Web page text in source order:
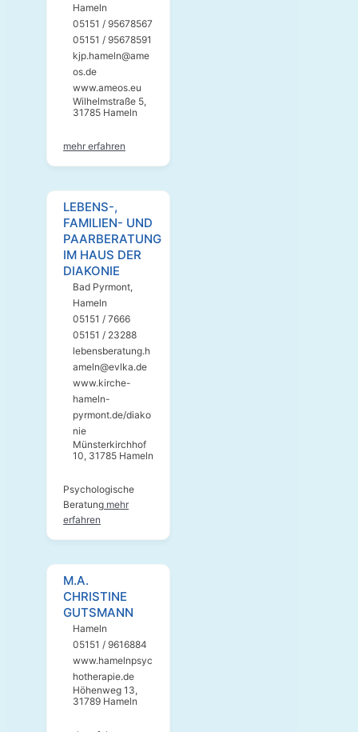
Hameln
05151 / 95678567
05151 / 95678591
kjp.hameln@ame
os.de
www.ameos.eu
Wilhelmstraße 5,
31785 Hameln
mehr erfahren
LEBENS-,
FAMILIEN- UND
PAARBERATUNG
IM HAUS DER
DIAKONIE
Bad Pyrmont,
Hameln
05151 / 7666
05151 / 23288
lebensberatung.h
ameln@evlka.de
www.kirche-
hameln-
pyrmont.de/diako
nie
Münsterkirchhof
10, 31785 Hameln
Psychologische
Beratung mehr
erfahren
M.A.
CHRISTINE
GUTSMANN
Hameln
05151 / 9616884
www.hamelnpsyc
hotherapie.de
Höhenweg 13,
31789 Hameln